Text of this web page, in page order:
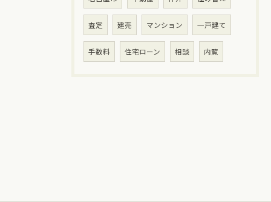
査定 建売 マンション 一戸建て
手数料 住宅ローン 相談 内覧